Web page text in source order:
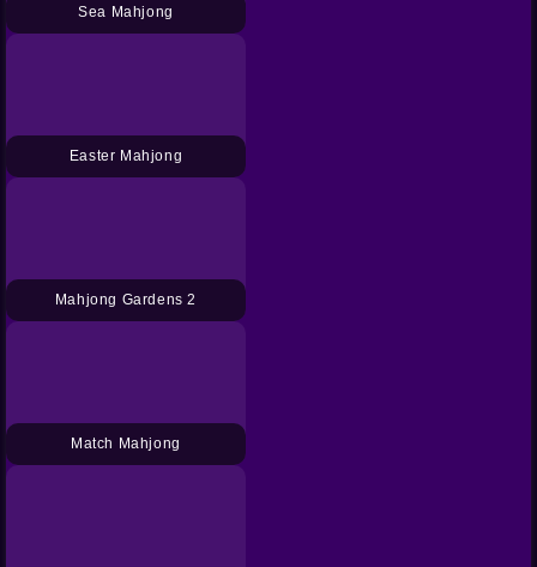
Sea Mahjong
Easter Mahjong
Mahjong Gardens 2
Match Mahjong